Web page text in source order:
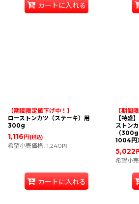
カートに入れる
【期間限定値下げ中！】
ローストンカツ（ステーキ）用
300g
1,116 円 (税込)
希望小売価格: 1,240 円
カートに入れる
【期間
【特盛
ストン
（
1004円
5,022
希望小